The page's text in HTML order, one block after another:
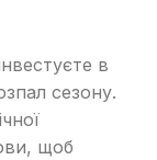
в
сезону.
щоб